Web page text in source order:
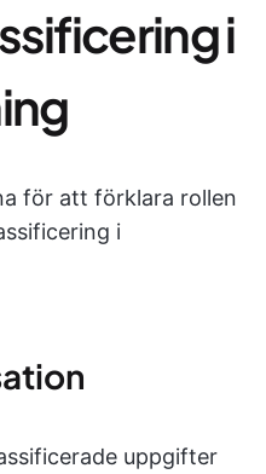
i
för att förklara rollen
i
uppgifter